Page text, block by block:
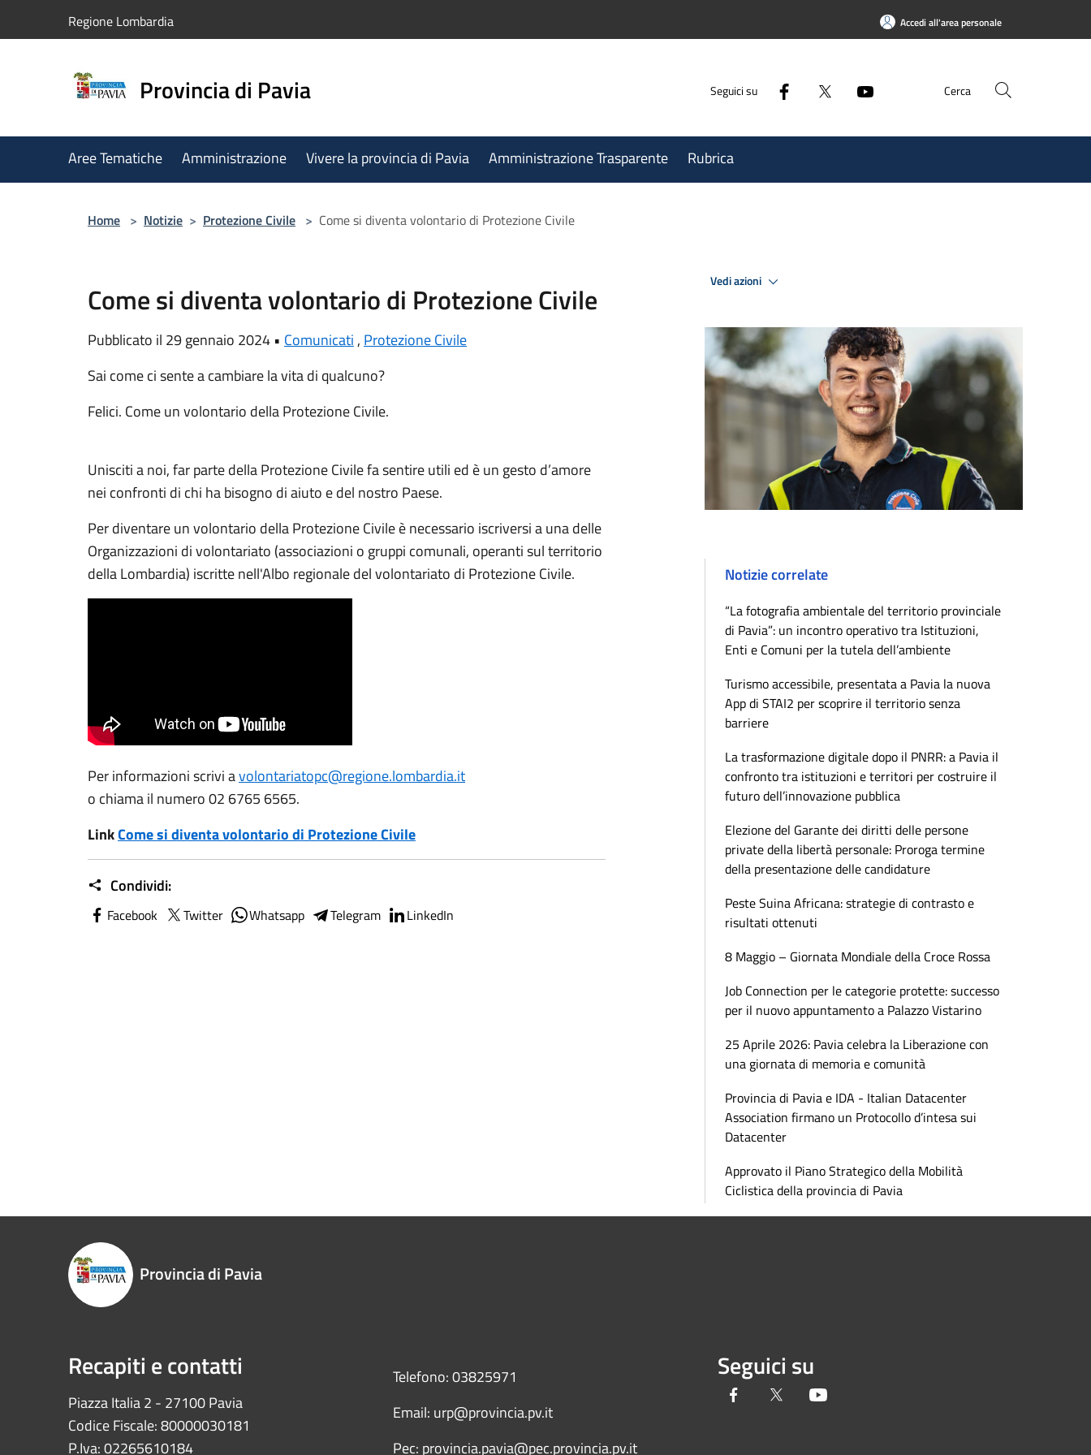
Regione Lombardia Accedi all'area personale
Provincia di Pavia Seguici su Cerca
Aree Tematiche Amministrazione Vivere la provincia di Pavia Amministrazione Trasparente Rubrica
Home > Notizie > Protezione Civile > Come si diventa volontario di Protezione Civile
Come si diventa volontario di Protezione Civile
Pubblicato il 29 gennaio 2024 • Comunicati , Protezione Civile
Sai come ci sente a cambiare la vita di qualcuno?
Felici. Come un volontario della Protezione Civile.
Unisciti a noi, far parte della Protezione Civile fa sentire utili ed è un gesto d’amore
nei confronti di chi ha bisogno di aiuto e del nostro Paese.
Per diventare un volontario della Protezione Civile è necessario iscriversi a una delle
Organizzazioni di volontariato (associazioni o gruppi comunali, operanti sul territorio
della Lombardia) iscritte nell'Albo regionale del volontariato di Protezione Civile.
Per informazioni scrivi avolontariatopc@regione.lombardia.it
o chiama il numero 02 6765 6565.
LinkCome si diventa volontario di Protezione Civile
Condividi:
Facebook Twitter Whatsapp Telegram LinkedIn
Vedi azioni
Notizie correlate
“La fotografia ambientale del territorio provinciale
di Pavia”: un incontro operativo tra Istituzioni,
Enti e Comuni per la tutela dell’ambiente
Turismo accessibile, presentata a Pavia la nuova
App di STAI2 per scoprire il territorio senza
barriere
La trasformazione digitale dopo il PNRR: a Pavia il
confronto tra istituzioni e territori per costruire il
futuro dell’innovazione pubblica
Elezione del Garante dei diritti delle persone
private della libertà personale: Proroga termine
della presentazione delle candidature
Peste Suina Africana: strategie di contrasto e
risultati ottenuti
8 Maggio – Giornata Mondiale della Croce Rossa
Job Connection per le categorie protette: successo
per il nuovo appuntamento a Palazzo Vistarino
25 Aprile 2026: Pavia celebra la Liberazione con
una giornata di memoria e comunità
Provincia di Pavia e IDA - Italian Datacenter
Association firmano un Protocollo d’intesa sui
Datacenter
Approvato il Piano Strategico della Mobilità
Ciclistica della provincia di Pavia
Provincia di Pavia
Recapiti e contatti
Piazza Italia 2 - 27100 Pavia
Codice Fiscale: 80000030181
P.Iva: 02265610184
Telefono: 03825971
Email: urp@provincia.pv.it
Pec: provincia.pavia@pec.provincia.pv.it
Seguici su
Facebook Twitter